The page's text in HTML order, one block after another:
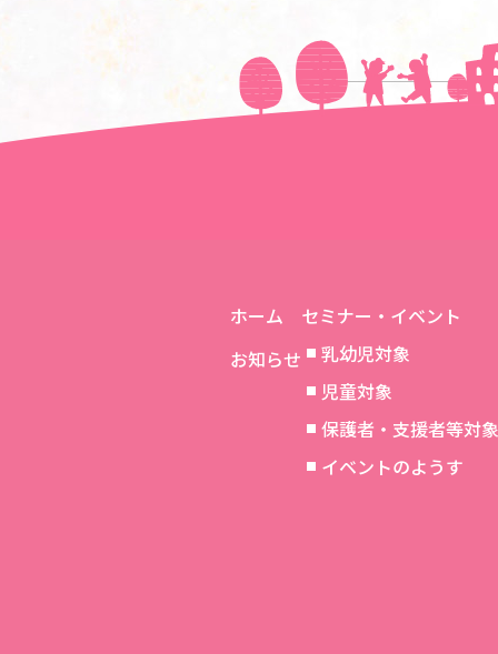
＜＜前の記事へ
ホーム
お知らせ
セミナー・イベント
乳幼児対象
児童対象
保護者・支援者等対象
イベントのようす